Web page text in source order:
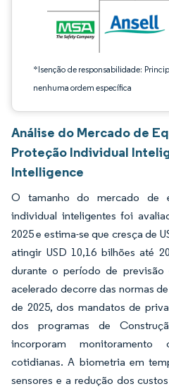
*Isenção de responsabilidade:
nenhuma ordem específica
Análise do Mercado de
Proteção Individual
Intelligence
O tamanho do mercado de
individual inteligentes foi
2025 e estima-se que cresça de
atingir USD 10,16 bilhões até
durante o período de previsão
acelerado decorre das normas
de 2025, dos mandatos de
dos programas de
incorporam monitoramento
cotidianas. A biometria em
sensores e a redução dos